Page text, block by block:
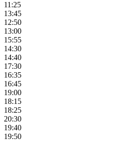
11:25
13:45
12:50
13:00
15:55
14:30
14:40
17:30
16:35
16:45
19:00
18:15
18:25
20:30
19:40
19:50